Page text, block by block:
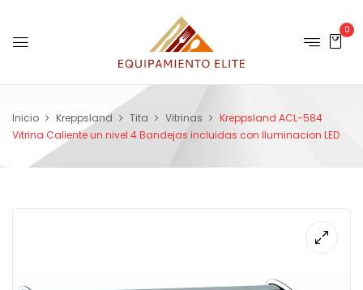
0
Inicio Kreppsland Tita Vitrinas
Kreppsland ACL-584
Vitrina Caliente un nivel 4 Bandejas incluidas con Iluminacion LED